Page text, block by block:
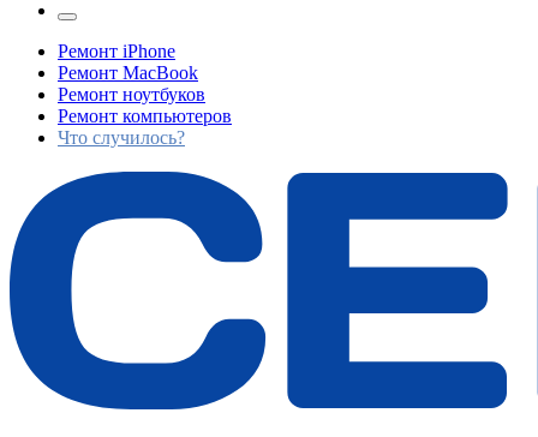
Ремонт iPhone
Ремонт MacBook
Ремонт ноутбуков
Ремонт компьютеров
Что случилось?